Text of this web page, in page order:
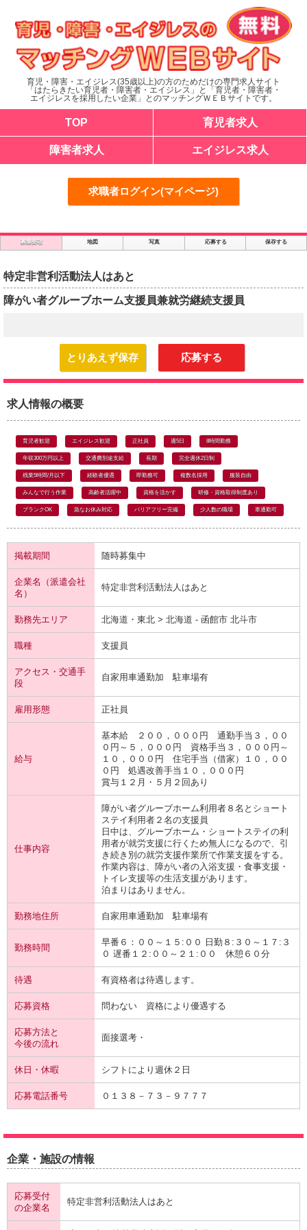
育児・障害・エイジレス(35歳以上)の方のためだけの専門求人サイト
「はたらきたい育児者・障害者・エイジレス」と「育児者・障害者・
エイジレスを採用したい企業」とのマッチングＷＥＢサイトです。
TOP 育児者求人
障害者求人 エイジレス求人
求職者ログイン(マイページ)
募集要項 地図 写真 応募する 保存する
特定非営利活動法人はあと
障がい者グルーブホーム支援員兼就労継続支援員
とりあえず保存 応募する
求人情報の概要
育児者歓迎 エイジレス歓迎 正社員 週5日 8時間勤務
年収300万円以上 交通費別途支給 長期 完全週休2日制
残業5時間/月以下 経験者優遇 即勤務可 複数名採用 服装自由
みんなで行う作業 高齢者活躍中 資格を活かす 研修・資格取得制度あり
ブランクOK 急なお休み対応 バリアフリー完備 少人数の職場 車通勤可
掲載期間 随時募集中
企業名（派遣会社
名）
特定非営利活動法人はあと
勤務先エリア 北海道・東北 > 北海道 - 函館市 北斗市
職種 支援員
アクセス・交通手
段
自家用車通勤加 駐車場有
雇用形態 正社員
給与
基本給 ２００，０００円 通勤手当３，００
０円～５，０００円 資格手当３，０００円～
１０，０００円 住宅手当（借家）１０，００
０円 処遇改善手当１０，０００円
賞与１２月・５月２回あり
仕事内容
障がい者グルーブホーム利用者８名とショート
ステイ利用者２名の支援員
日中は、グルーブホーム・ショートステイの利
用者が就労支援に行くため無人になるので、引
き続き別の就労支援作業所で作業支援をする。
作業内容は、障がい者の入浴支援・食事支援・
トイレ支援等の生活支援があります。
泊まりはありません。
勤務地住所 自家用車通勤加 駐車場有
勤務時間
早番６：００～１５:００ 日勤８:３０～１７:３
０ 遅番１２:００～２１:００ 休憩６０分
待遇 有資格者は待遇します。
応募資格 問わない 資格により優遇する
応募方法と
今後の流れ
面接選考・
休日・休暇 シフトにより週休２日
応募電話番号 ０１３８－７３－９７７７
企業・施設の情報
応募受付
の企業名
特定非営利活動法人はあと